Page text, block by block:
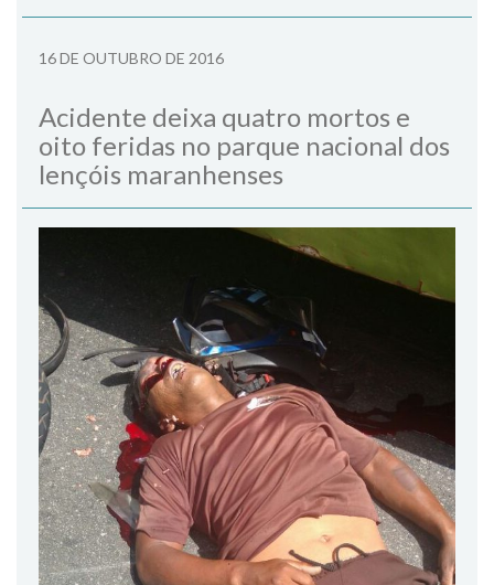
16 DE OUTUBRO DE 2016
Acidente deixa quatro mortos e
oito feridas no parque nacional dos
lençóis maranhenses